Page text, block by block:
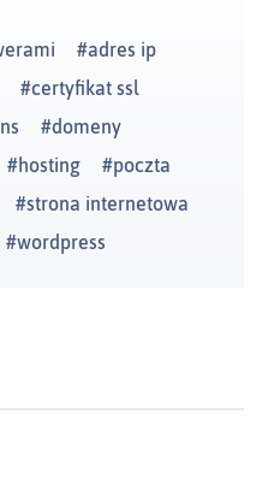
adres ip
certyfikat ssl
domeny
hosting
poczta
strona internetowa
wordpress